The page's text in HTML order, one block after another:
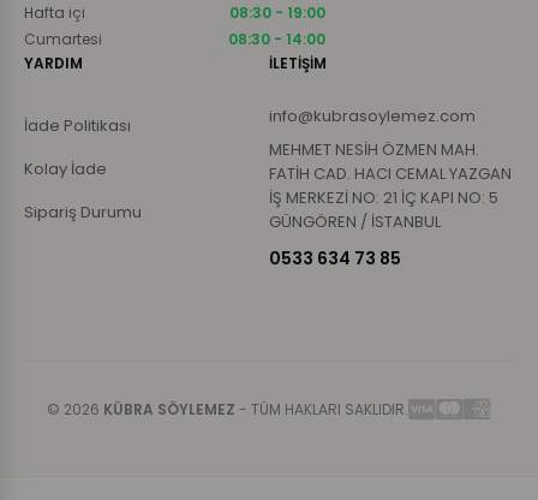
Hafta içi
08:30 - 19:00
Cumartesi
08:30 - 14:00
YARDIM
İade Politikası
Kolay İade
Sipariş Durumu
İLETİŞİM
info@kubrasoylemez.com
MEHMET NESİH ÖZMEN MAH.
FATİH CAD. HACI CEMAL YAZGAN
İŞ MERKEZİ NO: 21 İÇ KAPI NO: 5
GÜNGÖREN / İSTANBUL
0533 634 73 85
© 2026 KÜBRA SÖYLEMEZ - TÜM HAKLARI SAKLIDIR.